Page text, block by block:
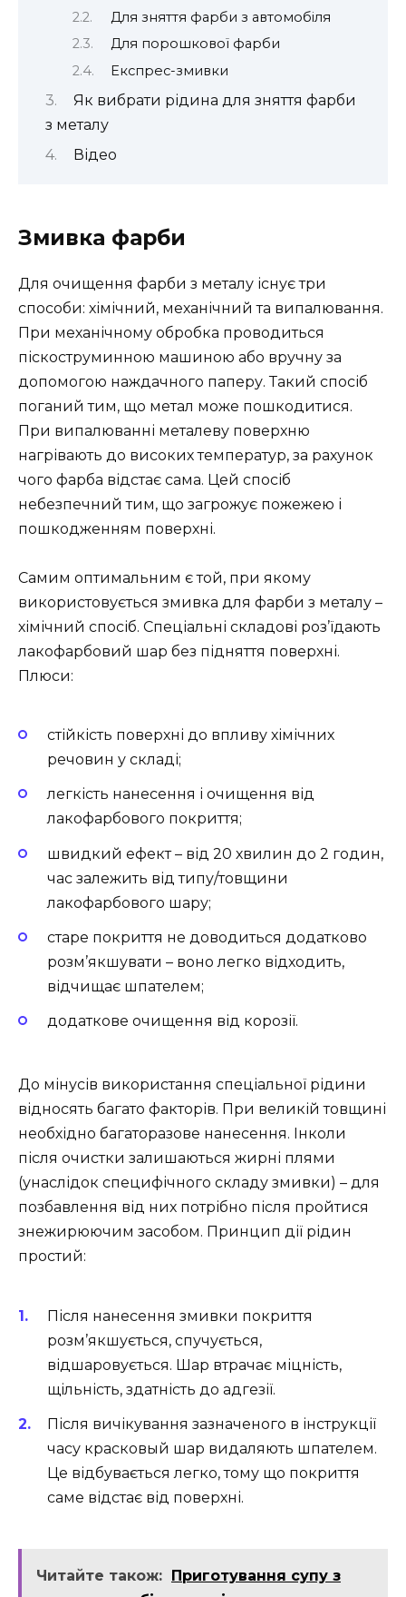
Для зняття фарби з автомобіля
Для порошкової фарби
Експрес-змивки
Як вибрати рідина для зняття фарби
з металу
Відео
Змивка фарби
Для очищення фарби з металу існує три
способи: хімічний, механічний та випалювання.
При механічному обробка проводиться
піскоструминною машиною або вручну за
допомогою наждачного паперу. Такий спосіб
поганий тим, що метал може пошкодитися.
При випалюванні металеву поверхню
нагрівають до високих температур, за рахунок
чого фарба відстає сама. Цей спосіб
небезпечний тим, що загрожує пожежею і
пошкодженням поверхні.
Самим оптимальним є той, при якому
використовується змивка для фарби з металу –
хімічний спосіб. Спеціальні складові роз’їдають
лакофарбовий шар без підняття поверхні.
Плюси:
стійкість поверхні до впливу хімічних
речовин у складі;
легкість нанесення і очищення від
лакофарбового покриття;
швидкий ефект – від 20 хвилин до 2 годин,
час залежить від типу/товщини
лакофарбового шару;
старе покриття не доводиться додатково
розм’якшувати – воно легко відходить,
відчищає шпателем;
додаткове очищення від корозії.
До мінусів використання спеціальної рідини
відносять багато факторів. При великій товщині
необхідно багаторазове нанесення. Інколи
після очистки залишаються жирні плями
(унаслідок специфічного складу змивки) – для
позбавлення від них потрібно після пройтися
знежирюючим засобом. Принцип дії рідин
простий:
Після нанесення змивки покриття
розм’якшується, спучується,
відшаровується. Шар втрачає міцність,
щільність, здатність до адгезії.
Після вичікування зазначеного в інструкції
часу красковый шар видаляють шпателем.
Це відбувається легко, тому що покриття
саме відстає від поверхні.
Читайте також: Приготування супу з